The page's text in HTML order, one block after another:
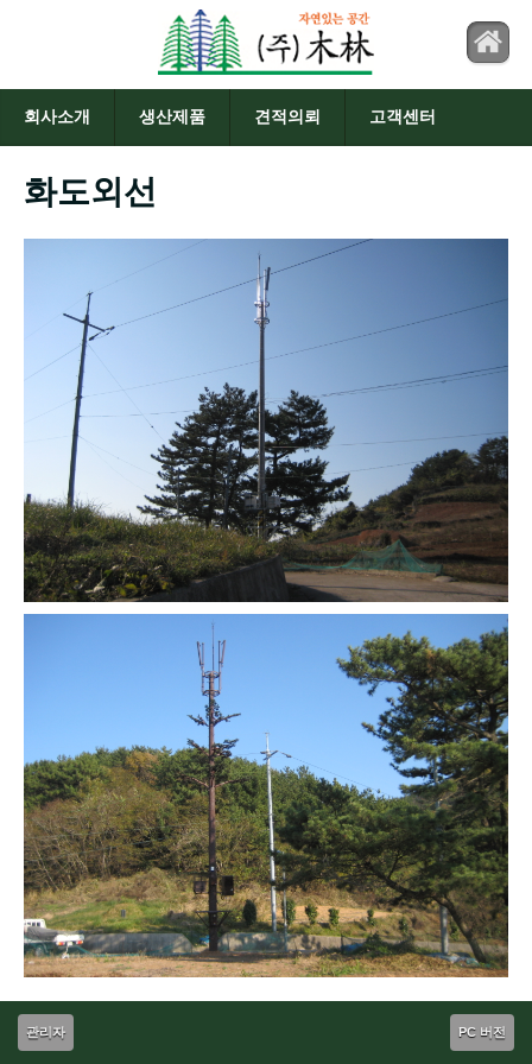
회사소개 생산제품 견적의뢰 고객센터
화도외선
관리자 PC 버전